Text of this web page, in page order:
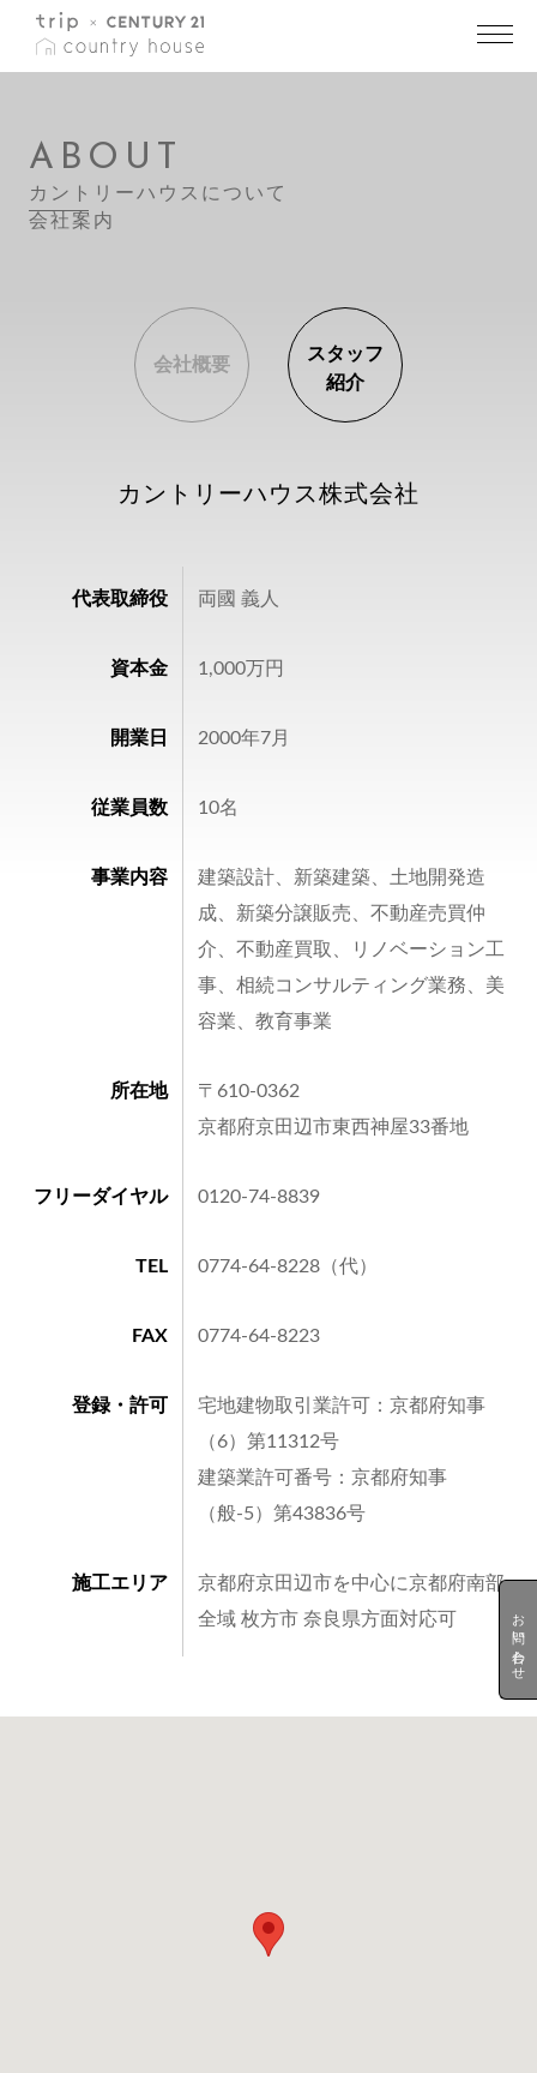
お問い合わせ
ABOUT
カントリーハウスについて
会社案内
会社概要
スタッフ
紹介
カントリーハウス株式会社
代表取締役 両國 義人
資本金 1,000万円
開業日 2000年7月
従業員数 10名
事業内容
建築設計、新築建築、土地開発造
成、新築分譲販売、不動産売買仲
介、不動産買取、リノベーション工
事、相続コンサルティング業務、美
容業、教育事業
所在地
〒610-0362
京都府京田辺市東西神屋33番地
フリーダイヤル 0120-74-8839
TEL 0774-64-8228（代）
FAX 0774-64-8223
登録・許可
宅地建物取引業許可：京都府知事
（6）第11312号
建築業許可番号：京都府知事
（般-5）第43836号
施工エリア
京都府京田辺市を中心に京都府南部
全域 枚方市 奈良県方面対応可